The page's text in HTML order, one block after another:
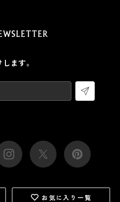
ます。
お気に入り一覧